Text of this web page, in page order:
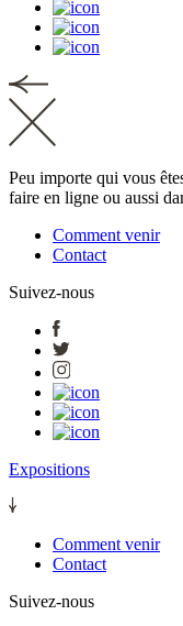
Peu importe qui vous
faire en ligne ou aussi
Comment venir
Contact
Suivez-nous
Expositions
Comment venir
Contact
Suivez-nous